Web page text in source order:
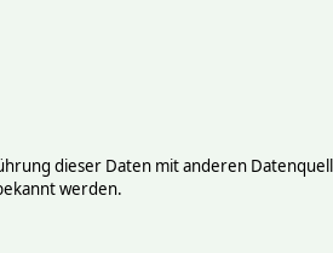
dieser Daten mit anderen
werden.